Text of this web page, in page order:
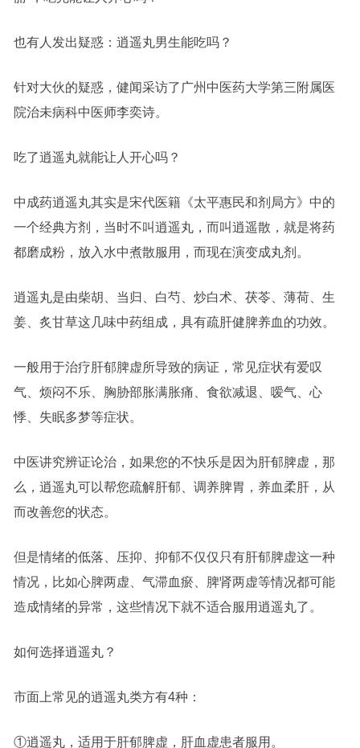
也有人发出疑惑：逍遥丸男生能吃吗？
针对大伙的疑惑，健闻采访了广州中医药大学第三附属医
院治未病科中医师李奕诗。
吃了逍遥丸就能让人开心吗？
中成药逍遥丸其实是宋代医籍《太平惠民和剂局方》中的
一个经典方剂，当时不叫逍遥丸，而叫逍遥散，就是将药
都磨成粉，放入水中煮散服用，而现在演变成丸剂。
逍遥丸是由柴胡、当归、白芍、炒白术、茯苓、薄荷、生
姜、炙甘草这几味中药组成，具有疏肝健脾养血的功效。
一般用于治疗肝郁脾虚所导致的病证，常见症状有爱叹
气、烦闷不乐、胸胁部胀满胀痛、食欲减退、嗳气、心
悸、失眠多梦等症状。
中医讲究辨证论治，如果您的不快乐是因为肝郁脾虚，那
么，逍遥丸可以帮您疏解肝郁、调养脾胃，养血柔肝，从
而改善您的状态。
但是情绪的低落、压抑、抑郁不仅仅只有肝郁脾虚这一种
情况，比如心脾两虚、气滞血瘀、脾肾两虚等情况都可能
造成情绪的异常，这些情况下就不适合服用逍遥丸了。
如何选择逍遥丸？
市面上常见的逍遥丸类方有4种：
①逍遥丸，适用于肝郁脾虚，肝血虚患者服用。